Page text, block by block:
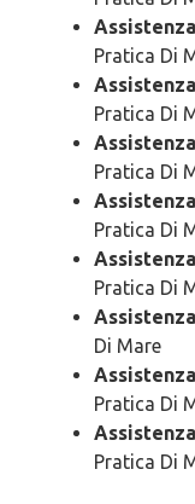
Pratica Di
Pratica Di
Pratica Di
Pratica Di
Pratica Di
Di Mare
Pratica Di
Pratica Di